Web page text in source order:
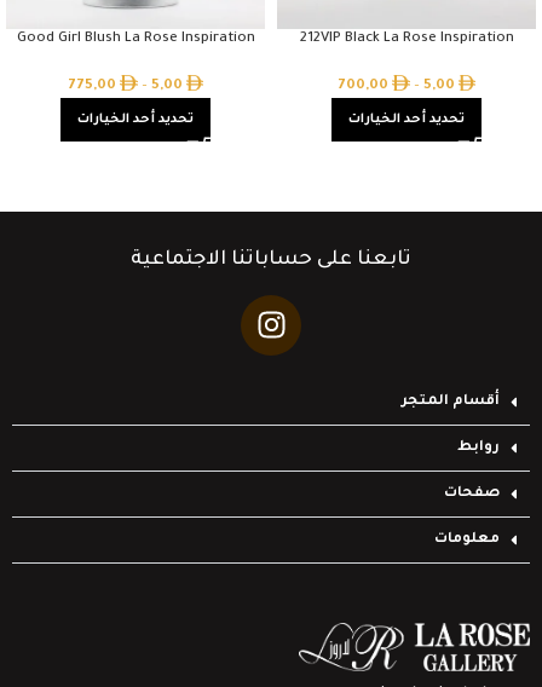
212VIP Black La Rose Inspiration
5,00
–
700,00
تحديد أحد الخيارات
Good Girl Blush La Rose Inspiration
5,00
–
775,00
تحديد أحد الخيارات
تابعنا على حساباتنا الاجتماعية
أقسام المتجر
روابط
صفحات
معلومات